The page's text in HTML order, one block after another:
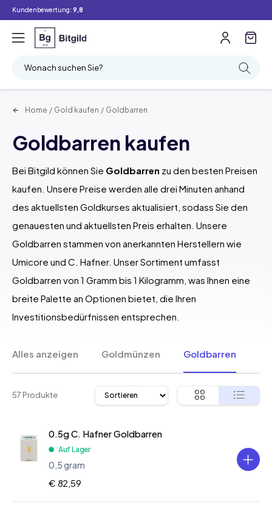
Kundenbewertung: 9,8
Wonach suchen Sie?
Filter
Home / Gold kaufen / Goldbarren
Goldbarren kaufen
Bei Bitgild können Sie Goldbarren zu den besten Preisen
kaufen. Unsere Preise werden alle drei Minuten anhand
des aktuellsten Goldkurses aktualisiert, sodass Sie den
genauesten und aktuellsten Preis erhalten. Unsere
Goldbarren stammen von anerkannten Herstellern wie
Umicore und C. Hafner. Unser Sortiment umfasst
Goldbarren von 1 Gramm bis 1 Kilogramm, was Ihnen eine
breite Palette an Optionen bietet, die Ihren
Investitionsbedürfnissen entsprechen.
Alles anzeigen Goldmünzen Goldbarren
57 Produkte
0.5g C. Hafner Goldbarren
Auf Lager
0,5 gram
€ 82,59